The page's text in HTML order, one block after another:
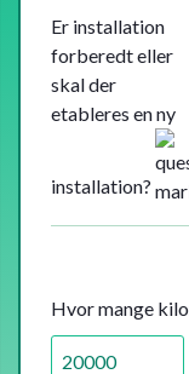
Er installation
forberedt eller
skal der
etableres en ny
installation?
Hvor mange